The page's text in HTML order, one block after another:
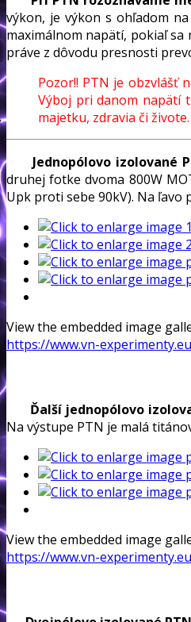
výkon, je výkon s ohľadom
maximálnom napätí, pokiaľ
práve z dôvodu presnosti
Pozor!! PTN je obzvlášť
Výboj pri danom napätí
majetku, zdravia či živote.
Jednopólovo izolované
druhej fotke dvoma 800W
Upk proti sebe 90kV). Na ľavo
View the embedded image
https://www.vn-
Ďalší jednopólovo
Na výstupe PTN je malá
View the embedded image
https://www.vn-